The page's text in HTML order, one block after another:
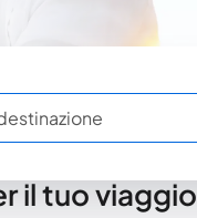
il tuo viaggio